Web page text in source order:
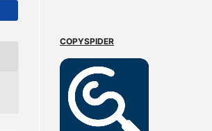
COPYSPIDER